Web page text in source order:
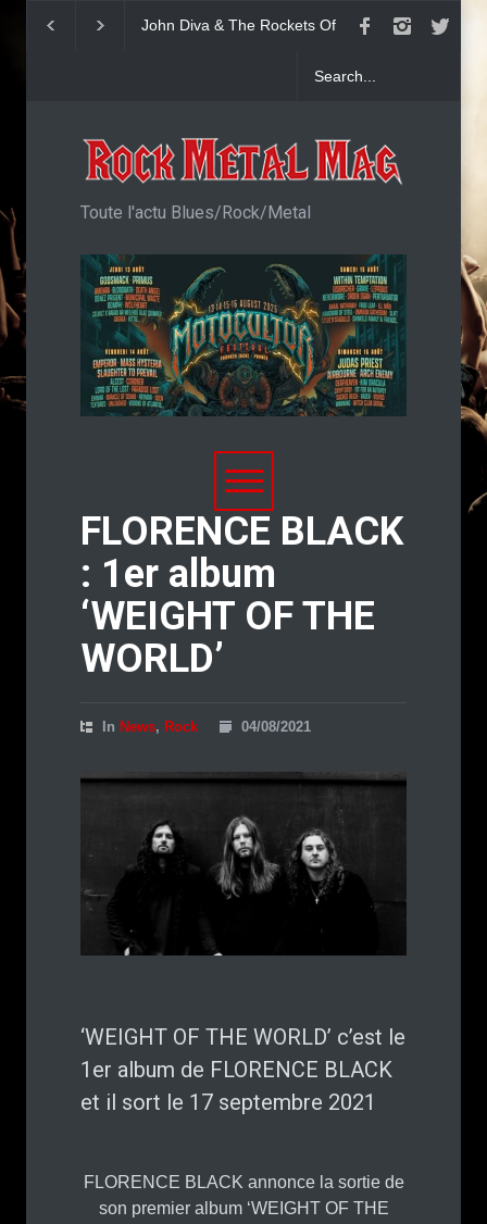
Yngwie Malmsteen : Single
KAI HANSEN :
Welcome To Life
Toute l'actu Blues/Rock/Metal
FLORENCE BLACK
: 1er album
‘WEIGHT OF THE
WORLD’
In News, Rock 04/08/2021
‘WEIGHT OF THE WORLD’ c’est le
1er album de FLORENCE BLACK
et il sort le 17 septembre 2021
FLORENCE BLACK annonce la sortie de
son premier album ‘WEIGHT OF THE